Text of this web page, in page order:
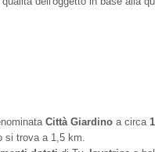
Città Giardino a circa
si trova a 1,5 km.